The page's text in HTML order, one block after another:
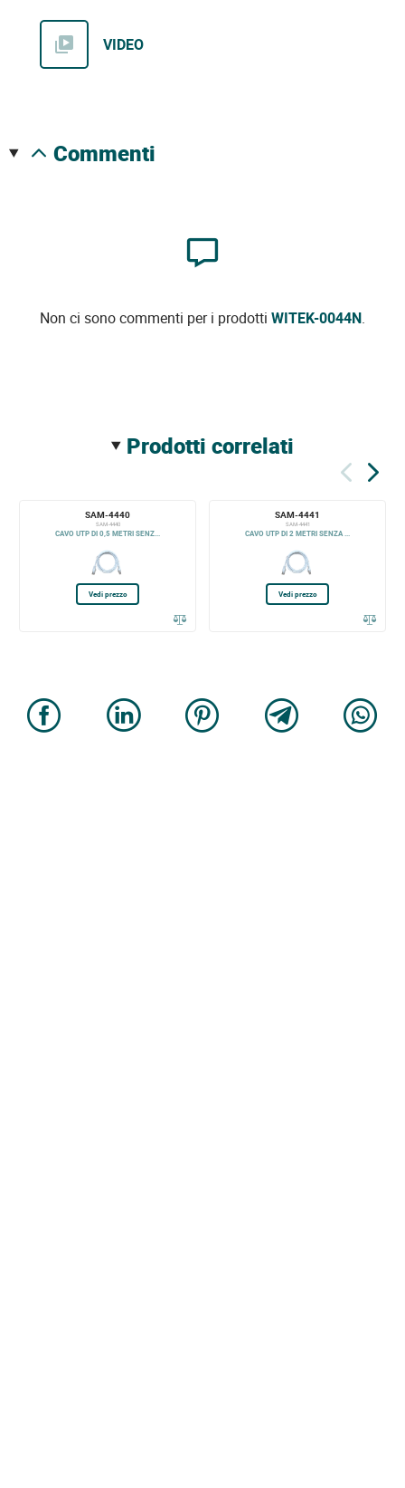
VIDEO
commenti
Non ci sono commenti per i prodotti WITEK-0044N.
prodotti correlati
SAM-4440
SAM-4440
CAVO UTP DI 0,5 METRI SENZ...
Vedi prezzo
SAM-4441
SAM-4441
CAVO UTP DI 2 METRI SENZA ...
Vedi prezzo